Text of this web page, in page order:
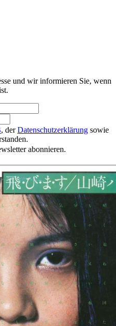
und wir informieren Sie, wenn
, derDatenschutzerklärung sowie
abonnieren.